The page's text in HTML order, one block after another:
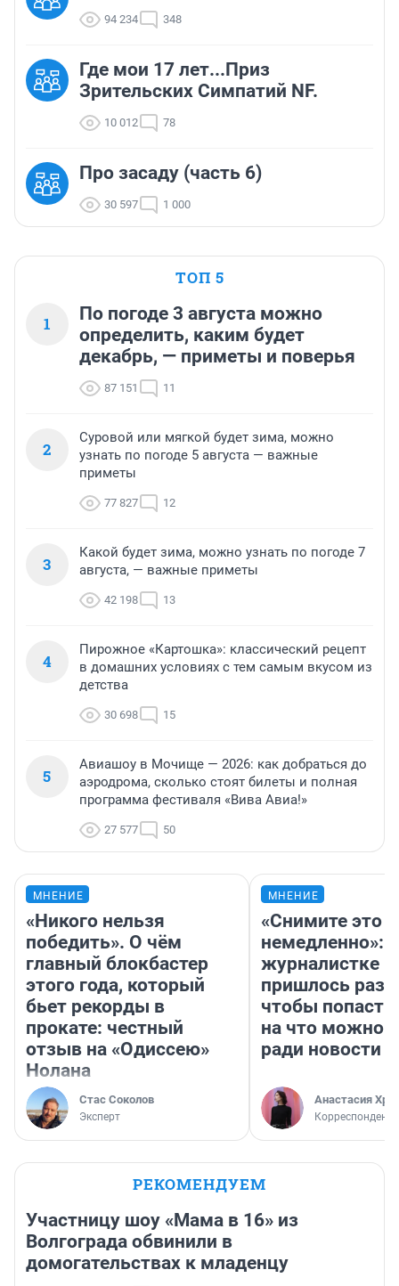
94 234 348
Где мои 17 лет...Приз
Зрительских Симпатий NF.
10 012 78
Про засаду (часть 6)
30 597 1 000
ТОП 5
1
По погоде 3 августа можно
определить, каким будет
декабрь, — приметы и поверья
87 151 11
2
Суровой или мягкой будет зима, можно
узнать по погоде 5 августа — важные
приметы
77 827 12
3
Какой будет зима, можно узнать по погоде 7
августа, — важные приметы
42 198 13
4
Пирожное «Картошка»: классический рецепт
в домашних условиях с тем самым вкусом из
детства
30 698 15
5
Авиашоу в Мочище — 2026: как добраться до
аэродрома, сколько стоят билеты и полная
программа фестиваля «Вива Авиа!»
27 577 50
МНЕНИЕ
«Никого нельзя
победить». О чём
главный блокбастер
этого года, который
бьет рекорды в
прокате: честный
отзыв на «Одиссею»
Нолана
Стас Соколов
Эксперт
МНЕНИЕ
«Снимите это
немедленно»:
журналистке
пришлось
чтобы попасть
на что можно
ради новости
Анастасия
Корреспондент
РЕКОМЕНДУЕМ
Участницу шоу «Мама в 16» из
Волгограда обвинили в
домогательствах к младенцу